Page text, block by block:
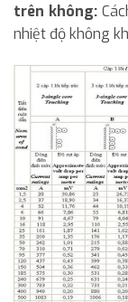
trên không:
nhiệt độ không